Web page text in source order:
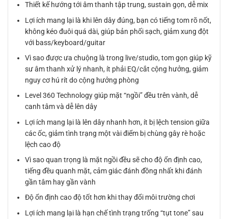
Thiết kế hướng tới âm thanh tập trung, sustain gọn, dễ mix
Lợi ích mang lại là khi lên dây đúng, bạn có tiếng tom rõ nốt,
không kéo đuôi quá dài, giúp bản phối sạch, giảm xung đột
với bass/keyboard/guitar
Vì sao được ưa chuộng là trong live/studio, tom gọn giúp kỹ
sư âm thanh xử lý nhanh, ít phải EQ/cắt cộng hưởng, giảm
nguy cơ hú rít do cộng hưởng phòng
Level 360 Technology giúp mặt “ngồi” đều trên vành, dễ
canh tâm và dễ lên dây
Lợi ích mang lại là lên dây nhanh hơn, ít bị lệch tension giữa
các ốc, giảm tình trạng một vài điểm bị chùng gây rè hoặc
lệch cao độ
Vì sao quan trọng là mặt ngồi đều sẽ cho độ ổn định cao,
tiếng đều quanh mặt, cảm giác đánh đồng nhất khi đánh
gần tâm hay gần vành
Độ ổn định cao độ tốt hơn khi thay đổi môi trường chơi
Lợi ích mang lại là hạn chế tình trạng trống “tụt tone” sau